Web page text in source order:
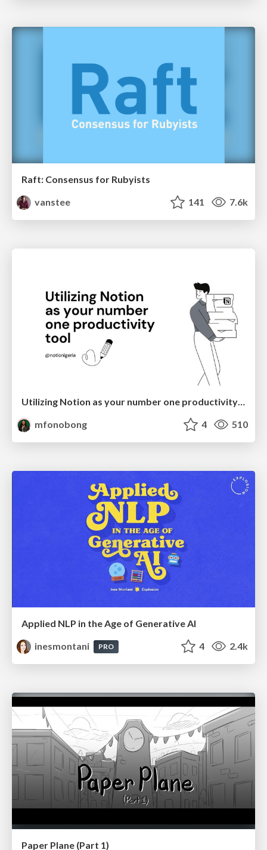
Raft: Consensus for Rubyists
vanstee
141 7.6k
mfonobong
4 510
Applied NLP in the Age of Generative AI
inesmontani
PRO 4 2.4k
Paper Plane (Part 1)